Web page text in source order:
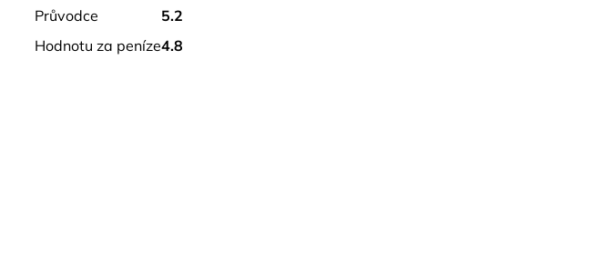
průvodce
5.2
hodnotu za peníze4.8